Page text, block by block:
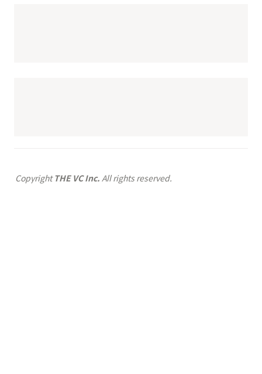
Copyright THE VC Inc. All rights reserved.